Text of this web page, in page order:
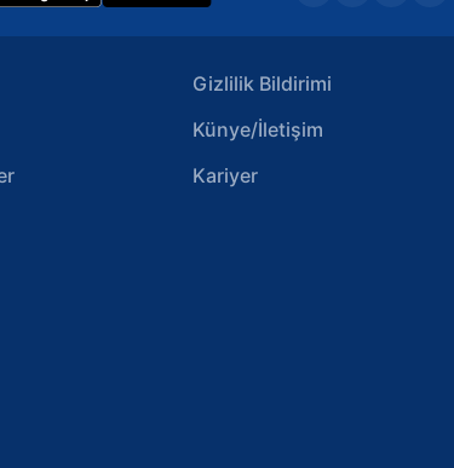
Gizlilik Bildirimi
Künye/İletişim
Kariyer